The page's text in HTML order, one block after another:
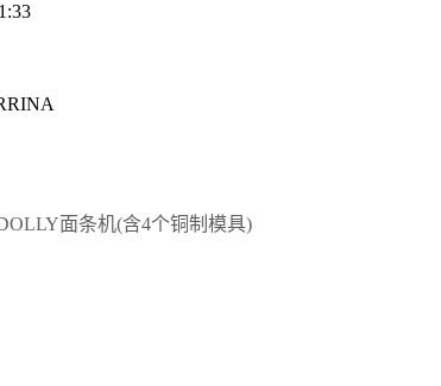
面条机(含4个铜制模具)